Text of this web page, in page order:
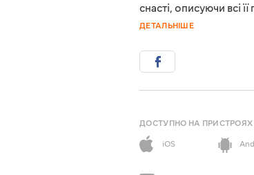
снасті, описуючи всі
ДЕТАЛЬНІШЕ
ДОСТУПНО НА ПРИСТРОЯХ
iOS